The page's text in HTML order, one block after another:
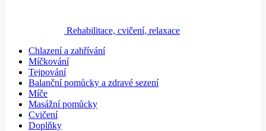
Rehabilitace, cvičení, relaxace
Chlazení a zahřívání
Míčkování
Tejpování
Balanční pomůcky a zdravé sezení
Míče
Masážní pomůcky
Cvičení
Doplňky